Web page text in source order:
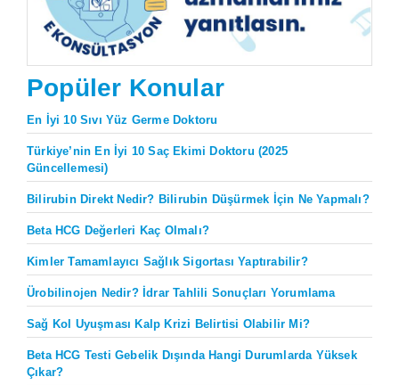
Popüler Konular
En İyi 10 Sıvı Yüz Germe Doktoru
Türkiye’nin En İyi 10 Saç Ekimi Doktoru (2025
Güncellemesi)
Bilirubin Direkt Nedir? Bilirubin Düşürmek İçin Ne Yapmalı?
Beta HCG Değerleri Kaç Olmalı?
Kimler Tamamlayıcı Sağlık Sigortası Yaptırabilir?
Ürobilinojen Nedir? İdrar Tahlili Sonuçları Yorumlama
Sağ Kol Uyuşması Kalp Krizi Belirtisi Olabilir Mi?
Beta HCG Testi Gebelik Dışında Hangi Durumlarda Yüksek
Çıkar?